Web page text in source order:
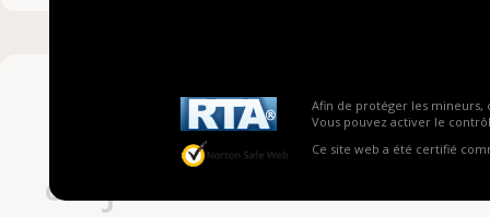
Afin de protéger les mineurs,
Vous pouvez activer le
Ce site web a été certifié
Pas encore
aujourd'hui